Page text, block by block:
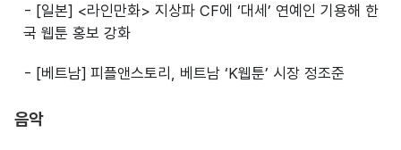
- [일본] <라인만화> 지상파 CF에 ‘대세’ 연예인 기용해 한
국 웹툰 홍보 강화
- [베트남] 피플앤스토리, 베트남 ‘K웹툰’ 시장 정조준
음악